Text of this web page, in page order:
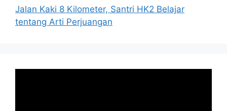
Jalan Kaki 8 Kilometer, Santri HK2 Belajar
tentang Arti Perjuangan